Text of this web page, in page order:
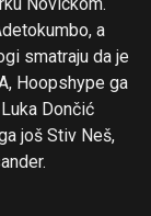
a
smatraju da je
Hoopshype ga
Dončić
još Stiv Neš,